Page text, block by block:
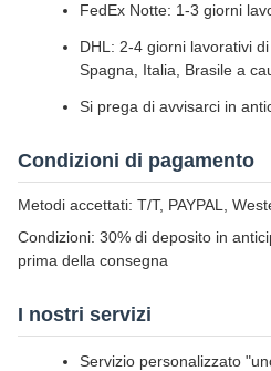
FedEx Notte: 1-3 giorni
DHL: 2-4 giorni lavorativi
Spagna, Italia, Brasile a
Si prega di avvisarci in
Condizioni di pagamento
Metodi accettati: T/T, PAYPAL,
Condizioni: 30% di deposito in
prima della consegna
I nostri servizi
Servizio personalizzato